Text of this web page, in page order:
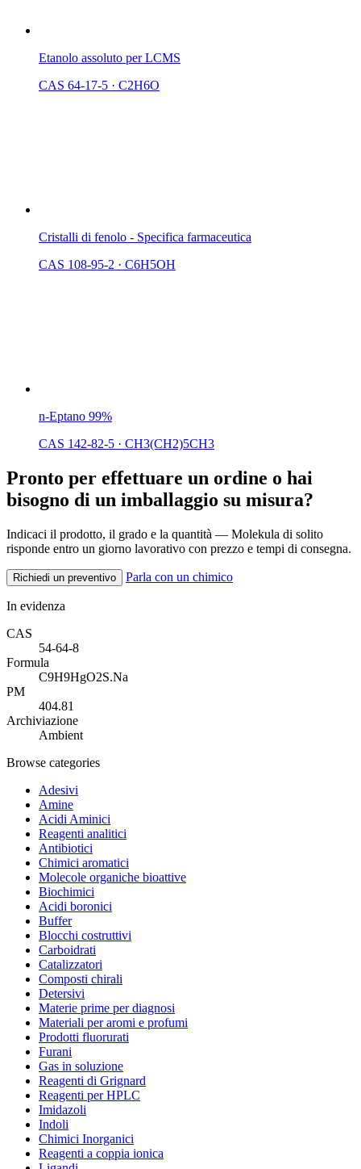
Etanolo assoluto per LCMS
CAS 64-17-5 · C2H6O
Cristalli di fenolo - Specifica farmaceutica
CAS 108-95-2 · C6H5OH
n-Eptano 99%
CAS 142-82-5 · CH3(CH2)5CH3
Pronto per effettuare un ordine o hai
bisogno di un imballaggio su misura?
Indicaci il prodotto, il grado e la quantità — Molekula di solito
risponde entro un giorno lavorativo con prezzo e tempi di consegna.
Richiedi un preventivo Parla con un chimico
In evidenza
CAS
54-64-8
Formula
C9H9HgO2S.Na
PM
404.81
Archiviazione
Ambient
Browse categories
Adesivi
Amine
Acidi Aminici
Reagenti analitici
Antibiotici
Chimici aromatici
Molecole organiche bioattive
Biochimici
Acidi boronici
Buffer
Blocchi costruttivi
Carboidrati
Catalizzatori
Composti chirali
Detersivi
Materie prime per diagnosi
Materiali per aromi e profumi
Prodotti fluorurati
Furani
Gas in soluzione
Reagenti di Grignard
Reagenti per HPLC
Imidazoli
Indoli
Chimici Inorganici
Reagenti a coppia ionica